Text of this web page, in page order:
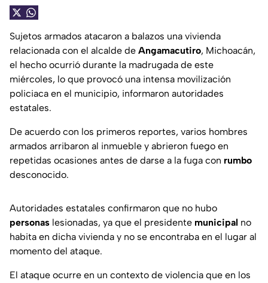
Sujetos armados atacaron a balazos una vivienda
relacionada con el alcalde de Angamacutiro, Michoacán,
el hecho ocurrió durante la madrugada de este
miércoles, lo que provocó una intensa movilización
policiaca en el municipio, informaron autoridades
estatales.
De acuerdo con los primeros reportes, varios hombres
armados arribaron al inmueble y abrieron fuego en
repetidas ocasiones antes de darse a la fuga con rumbo
desconocido.
Autoridades estatales confirmaron que no hubo
personas lesionadas, ya que el presidente municipal no
habita en dicha vivienda y no se encontraba en el lugar al
momento del ataque.
El ataque ocurre en un contexto de violencia que en los